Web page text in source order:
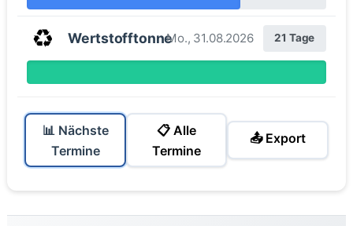
♻️ WertstofftonneMo., 31.08.2026 21 Tage
📊 Nächste
Termine
📋 Alle
Termine
📤 Export